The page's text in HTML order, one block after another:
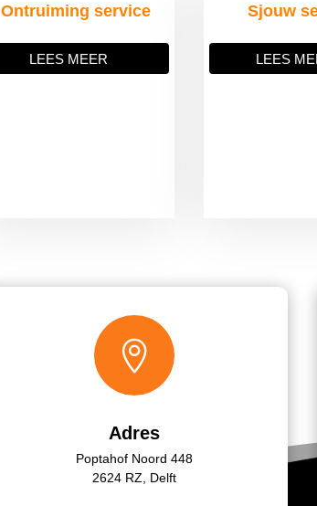
Ontruiming service
LEES MEER
Sjouw
LEES

Adres
Poptahof Noord 448
2624 RZ, Delft